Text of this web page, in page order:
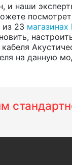
и наши
из 23 магазинах
на данную